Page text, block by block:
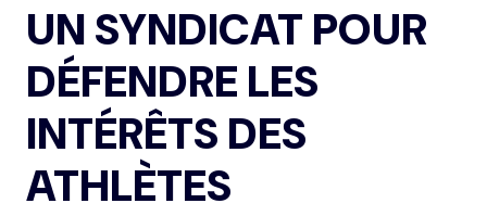
UN SYNDICAT POUR
DÉFENDRE LES
INTÉRÊTS DES
ATHLÈTES